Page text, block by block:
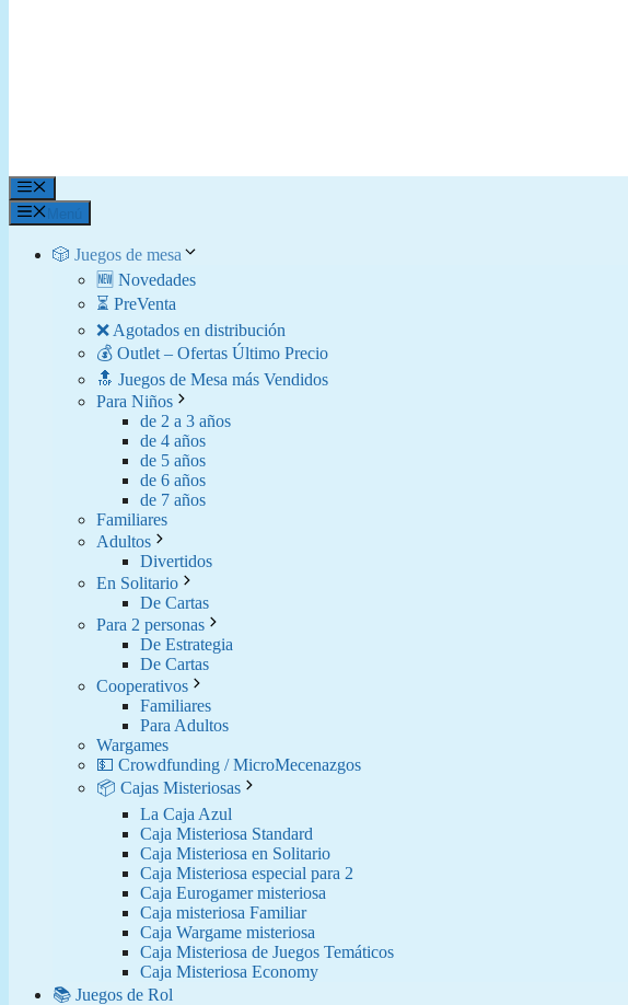
Menú
🎲 Juegos de mesa
🆕 Novedades
⏳ PreVenta
❌ Agotados en distribución
💰 Outlet – Ofertas Último Precio
🔝 Juegos de Mesa más Vendidos
Para Niños
de 2 a 3 años
de 4 años
de 5 años
de 6 años
de 7 años
Familiares
Adultos
Divertidos
En Solitario
De Cartas
Para 2 personas
De Estrategia
De Cartas
Cooperativos
Familiares
Para Adultos
Wargames
💵 Crowdfunding / MicroMecenazgos
📦 Cajas Misteriosas
La Caja Azul
Caja Misteriosa Standard
Caja Misteriosa en Solitario
Caja Misteriosa especial para 2
Caja Eurogamer misteriosa
Caja misteriosa Familiar
Caja Wargame misteriosa
Caja Misteriosa de Juegos Temáticos
Caja Misteriosa Economy
📚 Juegos de Rol